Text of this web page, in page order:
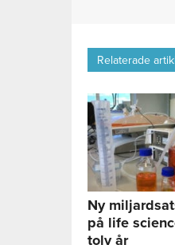
Relaterade
Ny
på life
tolv år